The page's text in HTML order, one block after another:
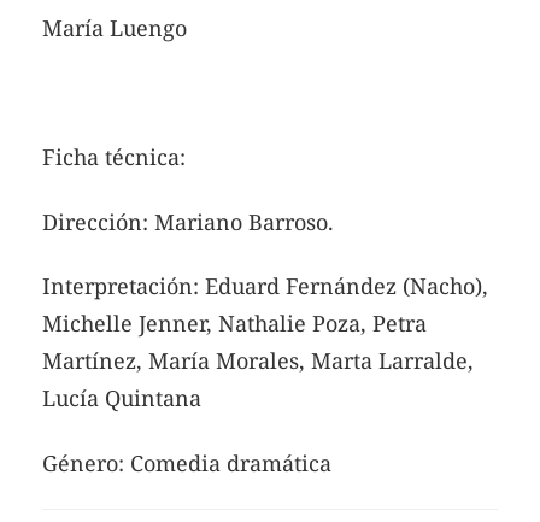
María Luengo
Ficha técnica:
Dirección: Mariano Barroso.
Interpretación: Eduard Fernández (Nacho),
Michelle Jenner, Nathalie Poza, Petra
Martínez, María Morales, Marta Larralde,
Lucía Quintana
Género: Comedia dramática